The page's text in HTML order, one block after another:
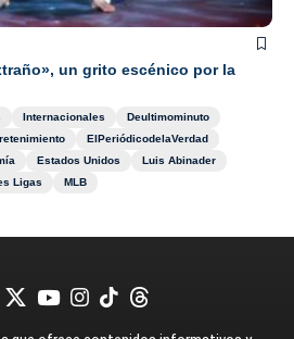
un grito escénico por la
Internacionales
Deultimominuto
ElPeriódicodelaVerdad
Estados Unidos
Luis Abinader
Ligas MLB